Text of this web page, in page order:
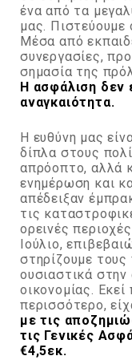
ένα από τα
μας. Πιστεύουμε
Μέσα από
συνεργασίες,
σημασία της
Η ασφάλιση δεν
αναγκαιότητα.
Η ευθύνη μας
δίπλα στους
απρόοπτο, αλλά
ενημέρωση και
απέδειξαν
τις
ορεινές
Ιούλιο,
στηρίζουμε
ουσιαστικά
οικονομίας.
περισσότερο,
με τις
τις Γενικές
€4,5εκ.